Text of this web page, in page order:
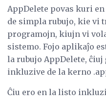
AppDelete povas kuri
de simpla rubujo, kie vi
programojn, kiujn vi
sistemo. Fojo aplikaĵo
la rubujo AppDelete,
inkluzive de la kerno
Ĉiu ero en la listo